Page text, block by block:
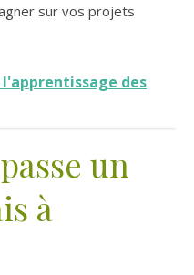
sur vos projets
des
un
à